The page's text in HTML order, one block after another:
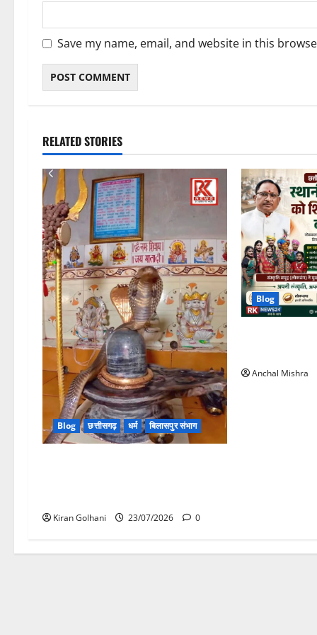
Save my name, email, and website in this
RELATED STORIES
Blog छत्तीसगढ़ धर्म बिलासपुर संभाग
Kiran Golhani 23/07/2026 0
Blog
Anchal Mishra